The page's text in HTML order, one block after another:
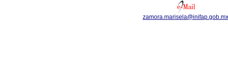
zamora.marisela@inifap.gob.mx